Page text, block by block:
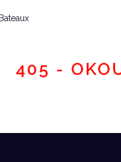
Bateaux
405 -